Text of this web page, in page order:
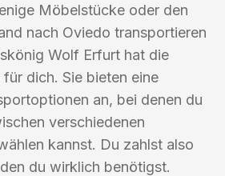
Möbelstücke oder den
nach Oviedo transportieren
Wolf Erfurt hat die
dich. Sie bieten eine
an, bei denen du
verschiedenen
kannst. Du zahlst also
du wirklich benötigst.